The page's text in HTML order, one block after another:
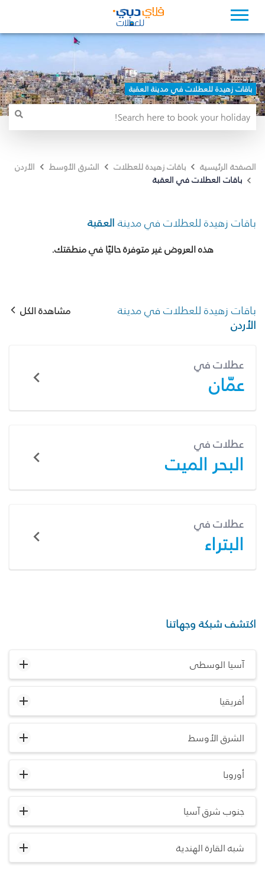
باقات زهيدة للعطلات في مدينة العقبة
الصفحة الرئيسية باقات زهيدة للعطلات الشرق الأوسط
الأردن
باقات العطلات في العقبة
باقات زهيدة للعطلات في مدينة العقبة
هذه العروض غير متوفرة حاليًا في منطقتك.
باقات زهيدة للعطلات في مدينة
الأردن
مشاهدة الكل
عطلات في
عمّان
عطلات في
البحر الميت
عطلات في
البتراء
اكتشف شبكة وجهاتنا
آسيا الوسطى
أفريقيا
الشرق الأوسط
أوروبا
جنوب شرق آسيا
شبه القارة الهندية